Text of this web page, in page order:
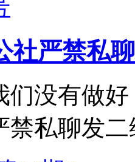
社严禁私
们没有做
禁私聊发